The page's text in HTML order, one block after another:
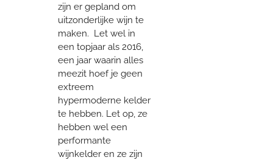
zijn er gepland om
uitzonderlijke wijn te
maken. Let wel in
een topjaar als 2016,
een jaar waarin alles
meezit hoef je geen
extreem
hypermoderne kelder
te hebben. Let op, ze
hebben wel een
performante
wijnkelder en ze zijn